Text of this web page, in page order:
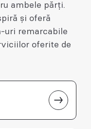
ambele părți.
și oferă
uri remarcabile
oferite de